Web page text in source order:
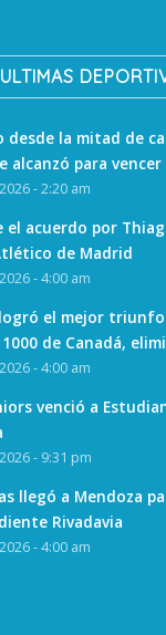
ULTIMAS
desde la mitad de
alcanzó para
- 2:20 am
el acuerdo por
de Madrid
- 4:00 am
el mejor triunfo
de Canadá,
- 4:00 am
venció a
- 9:31 pm
llegó a Mendoza
Rivadavia
- 4:00 am